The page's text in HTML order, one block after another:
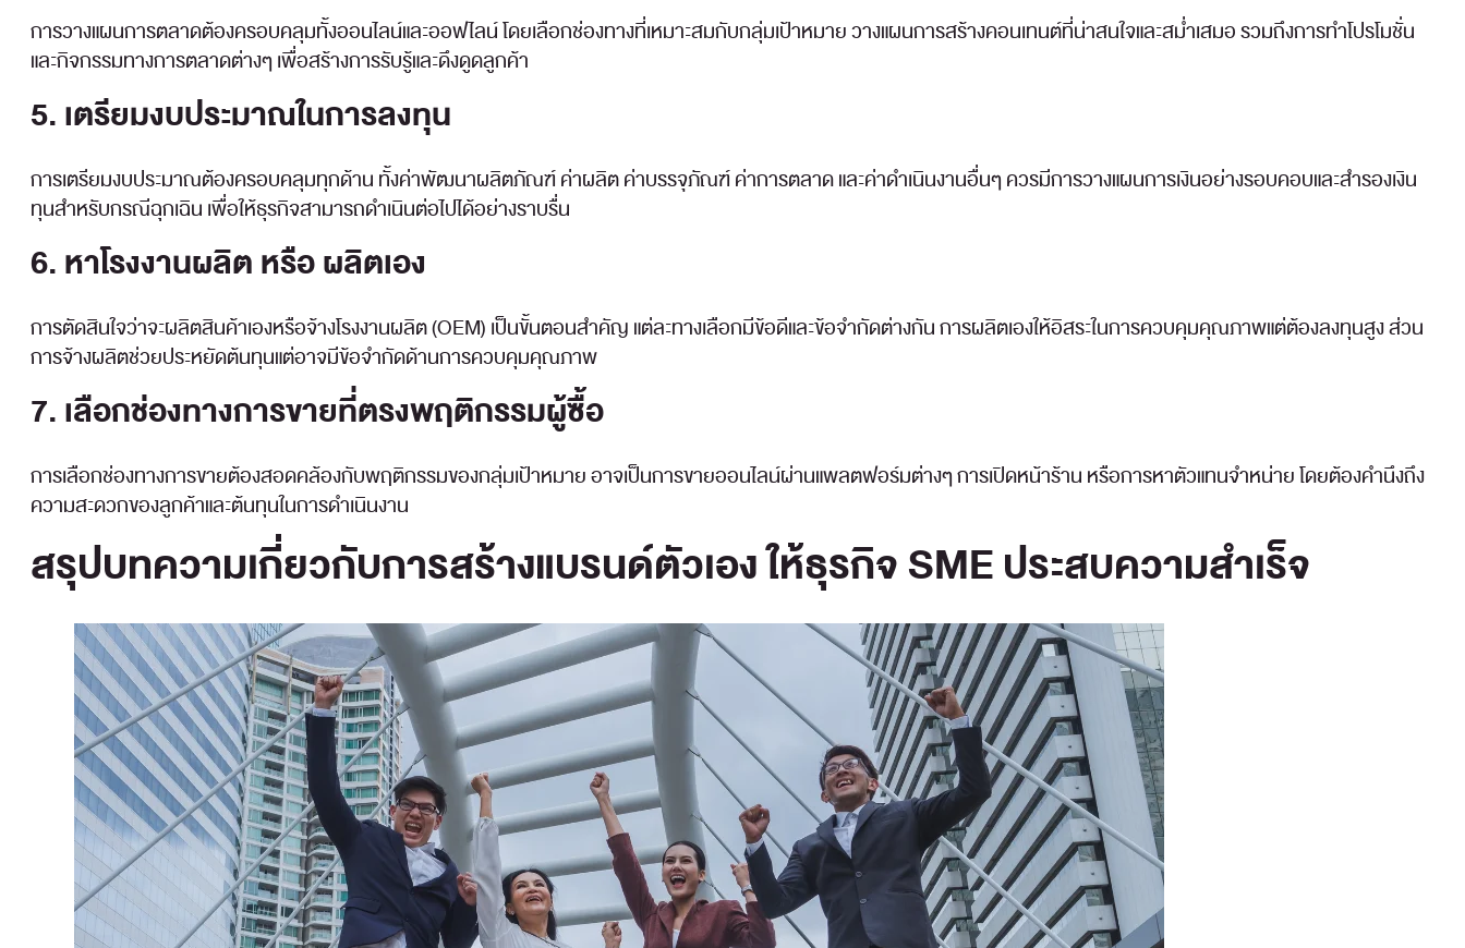
การวางแผนการตลาดต้องครอบคลุมทั้งออนไลน์และออฟไลน์ โดยเลือกช่องทางที่เหมาะสมกับกลุ่มเป้าหมาย วางแผนการสร้างคอนเทนต์ที่น่าสนใจและสม่ำเสมอ รวมถึงการทำโปรโมชั่น
และกิจกรรมทางการตลาดต่างๆ เพื่อสร้างการรับรู้และดึงดูดลูกค้า
5. เตรียมงบประมาณในการลงทุน
การเตรียมงบประมาณต้องครอบคลุมทุกด้าน ทั้งค่าพัฒนาผลิตภัณฑ์ ค่าผลิต ค่าบรรจุภัณฑ์ ค่าการตลาด และค่าดำเนินงานอื่นๆ ควรมีการวางแผนการเงินอย่างรอบคอบและสำรองเงิน
ทุนสำหรับกรณีฉุกเฉิน เพื่อให้ธุรกิจสามารถดำเนินต่อไปได้อย่างราบรื่น
6. หาโรงงานผลิต หรือ ผลิตเอง
การตัดสินใจว่าจะผลิตสินค้าเองหรือจ้างโรงงานผลิต (OEM) เป็นขั้นตอนสำคัญ แต่ละทางเลือกมีข้อดีและข้อจำกัดต่างกัน การผลิตเองให้อิสระในการควบคุมคุณภาพแต่ต้องลงทุนสูง ส่วน
การจ้างผลิตช่วยประหยัดต้นทุนแต่อาจมีข้อจำกัดด้านการควบคุมคุณภาพ
7. เลือกช่องทางการขายที่ตรงพฤติกรรมผู้ซื้อ
การเลือกช่องทางการขายต้องสอดคล้องกับพฤติกรรมของกลุ่มเป้าหมาย อาจเป็นการขายออนไลน์ผ่านแพลตฟอร์มต่างๆ การเปิดหน้าร้าน หรือการหาตัวแทนจำหน่าย โดยต้องคำนึงถึง
ความสะดวกของลูกค้าและต้นทุนในการดำเนินงาน
สรุปบทความเกี่ยวกับการสร้างแบรนด์ตัวเอง ให้ธุรกิจ SME ประสบความสำเร็จ